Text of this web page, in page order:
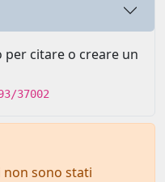
citare o creare un
37002
non sono stati